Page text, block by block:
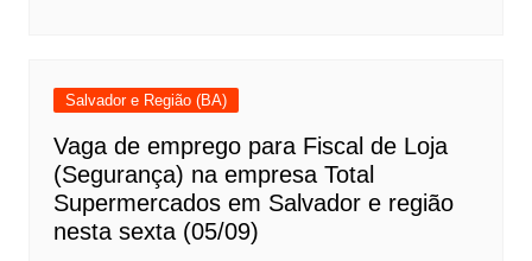
Salvador e Região (BA)
Vaga de emprego para Fiscal de Loja
(Segurança) na empresa Total
Supermercados em Salvador e região
nesta sexta (05/09)